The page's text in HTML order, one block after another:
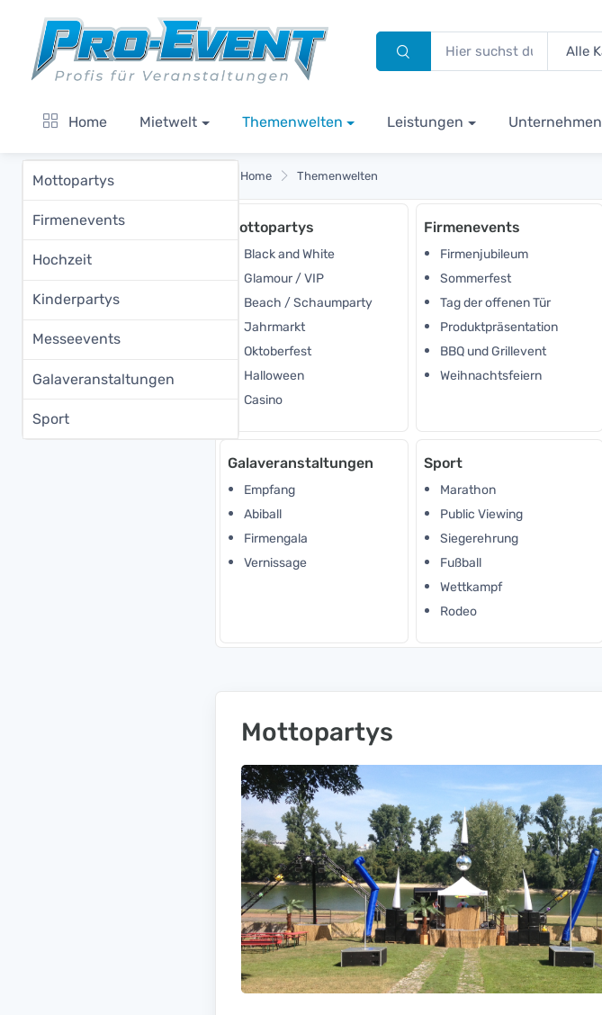
Home Mietwelt Themenwelten Leistungen Unternehmen
Mottopartys
Firmenevents
Hochzeit
Kinderpartys
Messeevents
Galaveranstaltungen
Sport
Home Themenwelten
Mottopartys
Black and White
Glamour / VIP
Beach / Schaumparty
Jahrmarkt
Oktoberfest
Halloween
Casino
Firmenevents
Firmenjubileum
Sommerfest
Tag der offenen Tür
Produktpräsentation
BBQ und Grillevent
Weihnachtsfeiern
Galaveranstaltungen
Empfang
Abiball
Firmengala
Vernissage
Sport
Marathon
Public Viewing
Siegerehrung
Fußball
Wettkampf
Rodeo
Mottopartys